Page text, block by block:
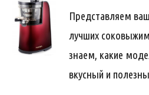
Представляем
лучших
знаем, какие
вкусный и